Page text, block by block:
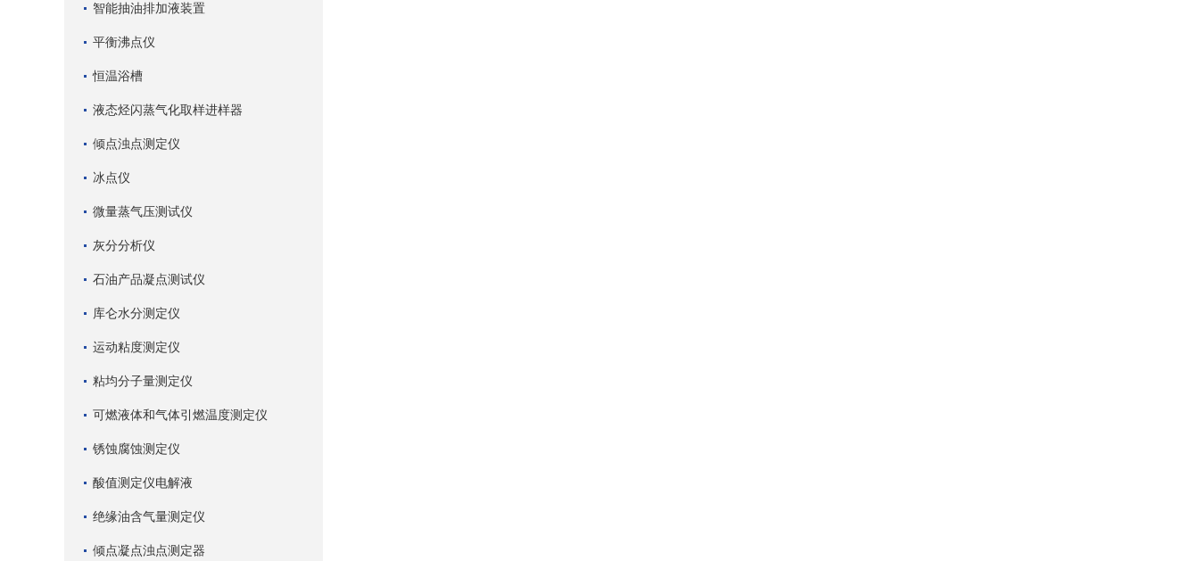
智能抽油排加液装置
平衡沸点仪
恒温浴槽
液态烃闪蒸气化取样进样器
倾点浊点测定仪
冰点仪
微量蒸气压测试仪
灰分分析仪
石油产品凝点测试仪
库仑水分测定仪
运动粘度测定仪
粘均分子量测定仪
可燃液体和气体引燃温度测定仪
锈蚀腐蚀测定仪
酸值测定仪电解液
绝缘油含气量测定仪
倾点凝点浊点测定器